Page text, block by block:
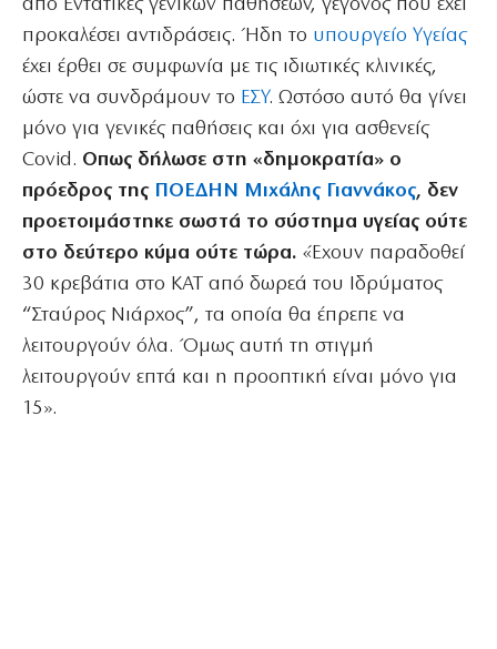
από Εντατικές γενικών παθήσεων, γεγονός που έχει
προκαλέσει αντιδράσεις. Ήδη το υπουργείο Υγείας
έχει έρθει σε συμφωνία με τις ιδιωτικές κλινικές,
ώστε να συνδράμουν το ΕΣΥ. Ωστόσο αυτό θα γίνει
μόνο για γενικές παθήσεις και όχι για ασθενείς
Covid. Οπως δήλωσε στη «δημοκρατία» ο
πρόεδρος της ΠΟΕΔΗΝ Μιχάλης Γιαννάκος, δεν
προετοιμάστηκε σωστά το σύστημα υγείας ούτε
στο δεύτερο κύμα ούτε τώρα. «Έχουν παραδοθεί
30 κρεβάτια στο ΚΑΤ από δωρεά του Ιδρύματος
“Σταύρος Νιάρχος”, τα οποία θα έπρεπε να
λειτουργούν όλα. Όμως αυτή τη στιγμή
λειτουργούν επτά και η προοπτική είναι μόνο για
15».